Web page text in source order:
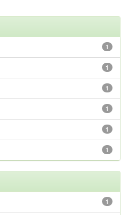
1
1
1
1
1
1
1